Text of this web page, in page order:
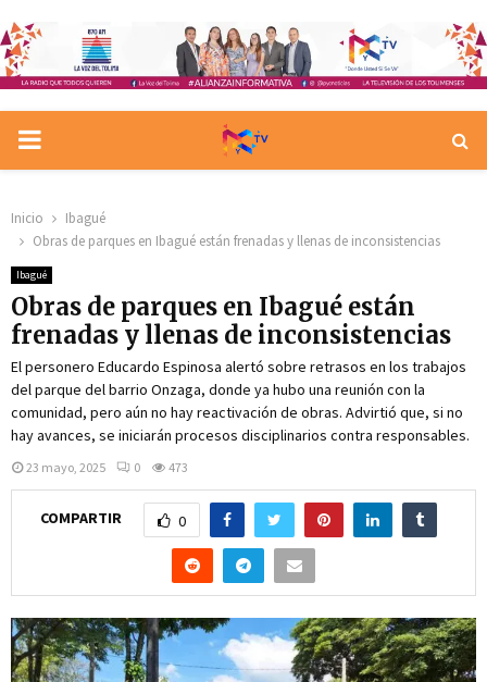
PRIMARY
Inicio
Ibagué
Obras de parques en Ibagué están frenadas y llenas de inconsistencias
Ibagué
Obras de parques en Ibagué están
frenadas y llenas de inconsistencias
El personero Educardo Espinosa alertó sobre retrasos en los trabajos
del parque del barrio Onzaga, donde ya hubo una reunión con la
comunidad, pero aún no hay reactivación de obras. Advirtió que, si no
hay avances, se iniciarán procesos disciplinarios contra responsables.
23 mayo, 2025 0 473
COMPARTIR 0